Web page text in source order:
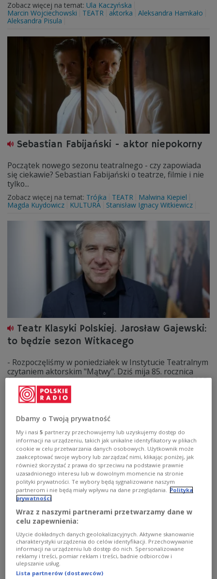
Zobacz więcej na temat: Ula Kaczyńska
Marcin Wojciechowski
TEATR aktorka
Aleksandra Hamkało
Aleksandra Pisula
Sebastian Fabijański - aktor niepokorny
Początek nowego sezonu teatralnego - czy zapowiada
się ciekawie? Sebastian Fabijański o teatrze, filmie i nie
tylko...
Zobacz więcej na temat: Trójka TEATR
Malwina Kiepiel
Magda Kuydowicz
KULTURA Stanisław Ignacy Witkiewicz
Teatr Klasyki Polskiej. Jarosław Gajewski:
to będzie sezon Witkacego
- Rozpoczęliśmy w poniedziałek w Instytucie Teatralnym
czytaniem aktorskim "Mątwy". Dziś mija 85. rocznica
śmierci Witkacego, ale w środku sezonu, 24 lutego 2025
roku, będzie 140. rocznica jego urodzin. I tu chcielibyśmy
skoncentrować nasze witkacowskie celebracje - mówił w
Polskiej.
Zobacz więcej na temat:Dwójka
Stanisław Ignacy Witkiewicz
Katarzyna Hagmajer-Kwiatek Teatr Klasyki Polskiej TEATR
KULTURA Instytut Teatralny im. Zbigniewa Raszewskiego
debata spektakl monodram jarosław gajewski
Dbamy o Twoją prywatność
My i nasi5 partnerzy przechowujemy lub uzyskujemy dostęp do
informacji na urządzeniu, takich jak unikalne identyfikatory w plikach
cookie w celu przetwarzania danych osobowych. Użytkownik może
zaakceptować swoje wybory lub zarządzać nimi, klikając poniżej, jak
również skorzystać z prawa do sprzeciwu na podstawie prawnie
uzasadnionego interesu lub w dowolnym momencie na stronie
polityki prywatności. Te wybory będą sygnalizowane naszym
partnerom i nie będą miały wpływu na dane przeglądania. Polityka
prywatności
Wraz z naszymi partnerami przetwarzamy dane w
celu zapewnienia:
Użycie dokładnych danych geolokalizacyjnych. Aktywne skanowanie
charakterystyki urządzenia do celów identyfikacji. Przechowywanie
informacji na urządzeniu lub dostęp do nich. Spersonalizowane
reklamy i treści, pomiar reklam i treści, badnie odbiorców i
ulepszanie usług.
Lista partnerów (dostawców)